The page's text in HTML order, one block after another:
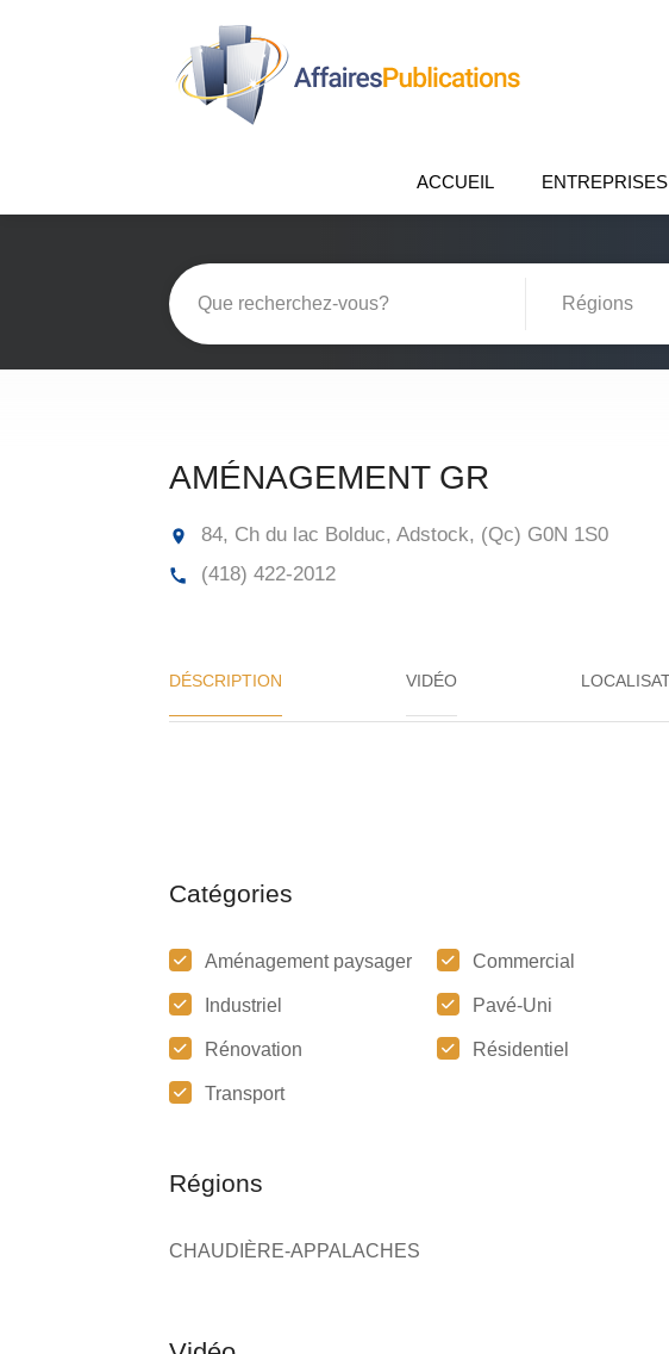
ACCUEIL ENTREPRISES
AMÉNAGEMENT GR
84, Ch du lac Bolduc, Adstock, (Qc) G0N 1S0
(418) 422-2012
DÉSCRIPTION VIDÉO
Catégories
Aménagement paysager Commercial
Industriel Pavé-Uni
Rénovation Résidentiel
Transport
Régions
CHAUDIÈRE-APPALACHES